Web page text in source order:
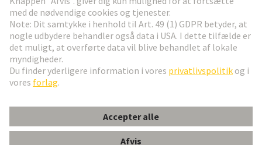
Danmark
© HARTING Technology Group